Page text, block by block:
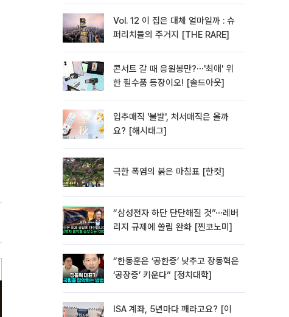
Vol. 12 이 집은 대체 얼마일까 : 슈
퍼리치들의 주거지 [THE RARE]
콘서트 갈 때 응원봉만?⋯'최애' 위
한 필수품 등장이오! [솔드아웃]
입추매직 '불발', 처서매직은 올까
요? [해시태그]
극한 폭염의 붉은 마침표 [한컷]
“삼성전자 하단 단단해질 것”⋯레버
리지 규제에 쏠림 완화 [찐코노미]
“한동훈은 ‘공한증’ 낮추고 장동혁은
‘공장증’ 키운다” [정치대학]
ISA 계좌, 5년마다 깨라고요? [이